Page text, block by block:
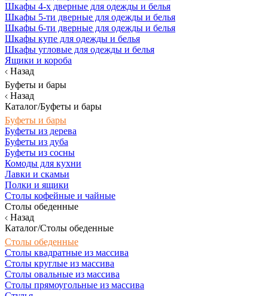
Шкафы 4-х дверные для одежды и белья
Шкафы 5-ти дверные для одежды и белья
Шкафы 6-ти дверные для одежды и белья
Шкафы купе для одежды и белья
Шкафы угловые для одежды и белья
Ящики и короба
Назад
Буфеты и бары
Назад
Каталог/Буфеты и бары
Буфеты и бары
Буфеты из дерева
Буфеты из дуба
Буфеты из сосны
Комоды для кухни
Лавки и скамьи
Полки и ящики
Столы кофейные и чайные
Столы обеденные
Назад
Каталог/Столы обеденные
Столы обеденные
Столы квадратные из массива
Столы круглые из массива
Столы овальные из массива
Столы прямоугольные из массива